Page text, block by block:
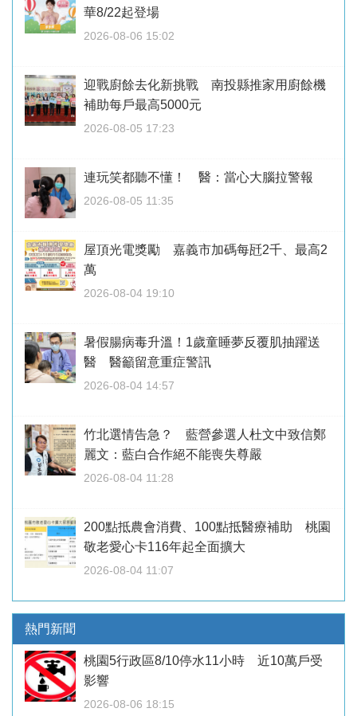
華8/22起登場
2026-08-06 15:02
迎戰廚餘去化新挑戰 南投縣推家用廚餘機
補助每戶最高5000元
2026-08-05 17:23
連玩笑都聽不懂！ 醫：當心大腦拉警報
2026-08-05 11:35
屋頂光電獎勵 嘉義市加碼每瓩2千、最高2
萬
2026-08-04 19:10
暑假腸病毒升溫！1歲童睡夢反覆肌抽躍送
醫 醫籲留意重症警訊
2026-08-04 14:57
竹北選情告急？ 藍營參選人杜文中致信鄭
麗文：藍白合作絕不能喪失尊嚴
2026-08-04 11:28
200點抵農會消費、100點抵醫療補助 桃園
敬老愛心卡116年起全面擴大
2026-08-04 11:07
熱門新聞
桃園5行政區8/10停水11小時 近10萬戶受
影響
2026-08-06 18:15